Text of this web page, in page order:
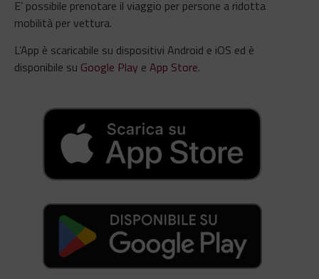
E’ possibile prenotare il viaggio per persone a ridotta
mobilità per vettura.
L’App è scaricabile su dispositivi Android e iOS ed è
disponibile su Google Play e App Store.